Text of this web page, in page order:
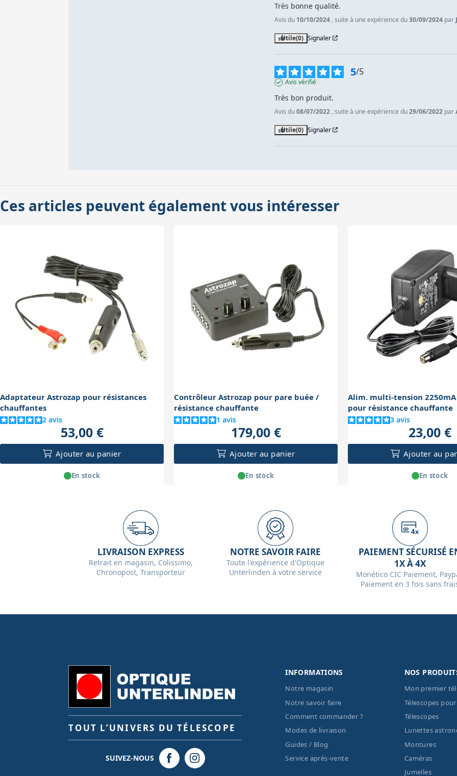
Très bonne qualité.
Avis du 10/10/2024 , suite à une expérience du30/09/2024 par
Utile(0) Signaler
5/5
Avis vérifié
Très bon produit.
Avis du08/07/2022 , suite à une expérience du29/06/2022 par
Utile(0) Signaler
Ces articles peuvent également vous intéresser
Adaptateur Astrozap pour résistances
chauffantes
2 avis
53,00 €
Ajouter au panier
En stock
Contrôleur Astrozap pour pare buée /
résistance chauffante
1 avis
179,00 €
Ajouter au panier
En stock
Alim. multi-tension
pour résistance chauffante
3 avis
23,00 €
Ajouter au
En stock
LIVRAISON EXPRESS
Retrait en magasin, Colissimo,
Chronopost, Transporteur
NOTRE SAVOIR FAIRE
Toute l'expérience d'Optique
Unterlinden à votre service
PAIEMENT SÉCURISÉ
1X À 4X
Monético CIC Paiement,
Paiement en 3 fois sans
TOUT L’UNIVERS DU TÉLESCOPE
SUIVEZ-NOUS
INFORMATIONS
Notre magasin
Notre savoir faire
Comment commander ?
Modes de livraison
Guides / Blog
Service après-vente
NOS
Mon premier
Télescopes
Télescopes
Lunettes
Montures
Caméras
Jumelles